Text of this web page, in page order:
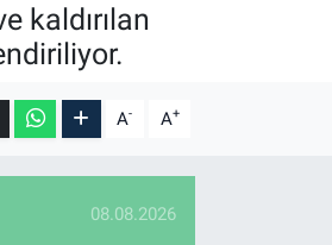
kaldırılan
A- A+
08.08.2026